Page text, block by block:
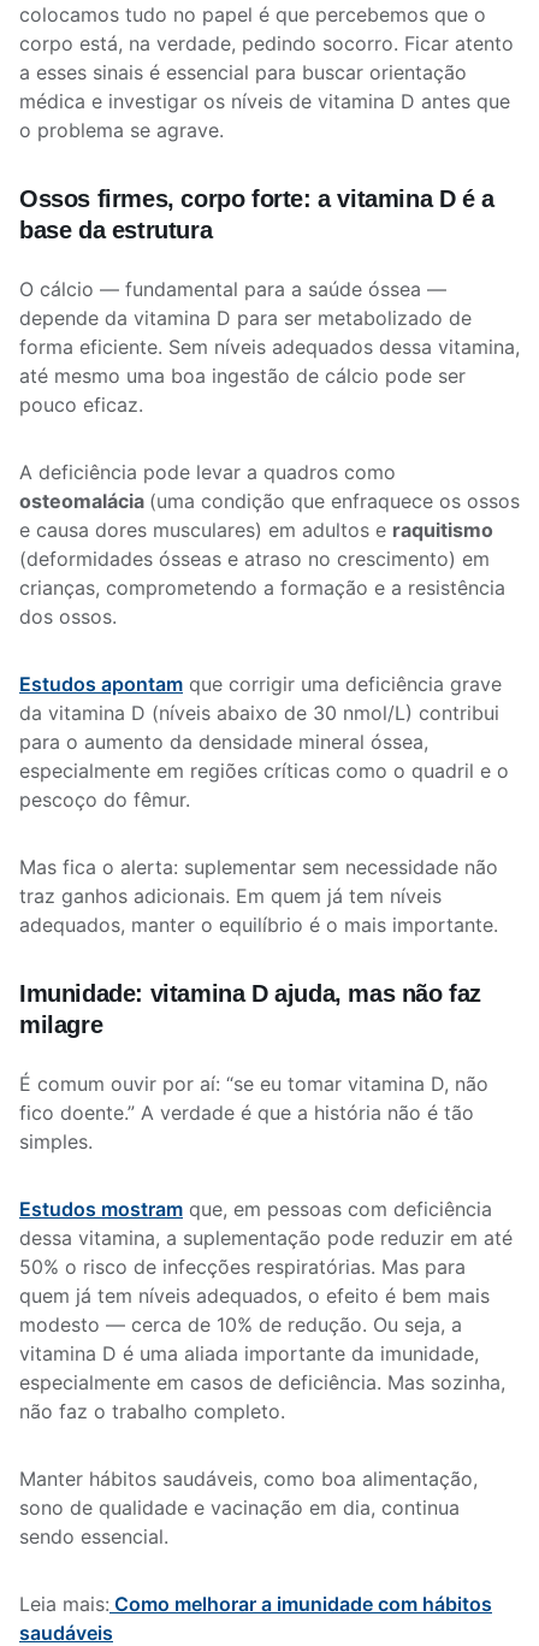
colocamos tudo no papel é que percebemos que o
corpo está, na verdade, pedindo socorro. Ficar atento
a esses sinais é essencial para buscar orientação
médica e investigar os níveis de vitamina D antes que
o problema se agrave.
Ossos firmes, corpo forte: a vitamina D é a
base da estrutura
O cálcio — fundamental para a saúde óssea —
depende da vitamina D para ser metabolizado de
forma eficiente. Sem níveis adequados dessa vitamina,
até mesmo uma boa ingestão de cálcio pode ser
pouco eficaz.
A deficiência pode levar a quadros como
osteomalácia (uma condição que enfraquece os ossos
e causa dores musculares) em adultos e raquitismo
(deformidades ósseas e atraso no crescimento) em
crianças, comprometendo a formação e a resistência
dos ossos.
Estudos apontam que corrigir uma deficiência grave
da vitamina D (níveis abaixo de 30 nmol/L) contribui
para o aumento da densidade mineral óssea,
especialmente em regiões críticas como o quadril e o
pescoço do fêmur.
Mas fica o alerta: suplementar sem necessidade não
traz ganhos adicionais. Em quem já tem níveis
adequados, manter o equilíbrio é o mais importante.
Imunidade: vitamina D ajuda, mas não faz
milagre
É comum ouvir por aí: “se eu tomar vitamina D, não
fico doente.” A verdade é que a história não é tão
simples.
Estudos mostram que, em pessoas com deficiência
dessa vitamina, a suplementação pode reduzir em até
50% o risco de infecções respiratórias. Mas para
quem já tem níveis adequados, o efeito é bem mais
modesto — cerca de 10% de redução. Ou seja, a
vitamina D é uma aliada importante da imunidade,
especialmente em casos de deficiência. Mas sozinha,
não faz o trabalho completo.
Manter hábitos saudáveis, como boa alimentação,
sono de qualidade e vacinação em dia, continua
sendo essencial.
Leia mais: Como melhorar a imunidade com hábitos
saudáveis